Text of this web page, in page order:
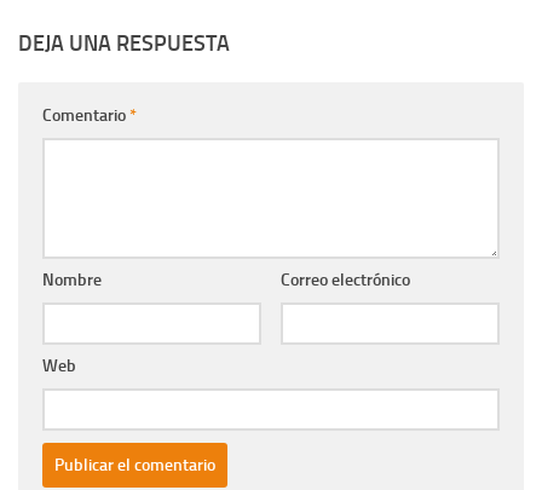
DEJA UNA RESPUESTA
Comentario*
Nombre Correo electrónico
Web